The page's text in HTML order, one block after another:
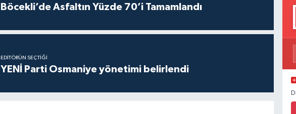
Böcekli’de Asfaltın Yüzde 70’i Tamamlandı
EDITÖRÜN SEÇTIĞI
YENİ Parti Osmaniye yönetimi belirlendi